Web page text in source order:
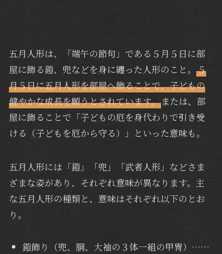
五月人形は、「端午の節句」である５月５日に部
屋に飾る鎧、兜などを身に纏った人形のこと。 ５
月５日に五月人形を部屋へ飾ることで、子どもの
健やかな成長を願うとされています。または、部
屋に飾ることで「子どもの厄を身代わりで引き受
ける（子どもを厄から守る）」といった意味も。
五月人形には「鎧」「兜」「武者人形」などさま
ざまな姿があり、それぞれ意味が異なります。主
な五月人形の種類と、意味はそれぞれ以下のとお
り。
鎧飾り（兜、胴、大袖の３体一組の甲冑）……